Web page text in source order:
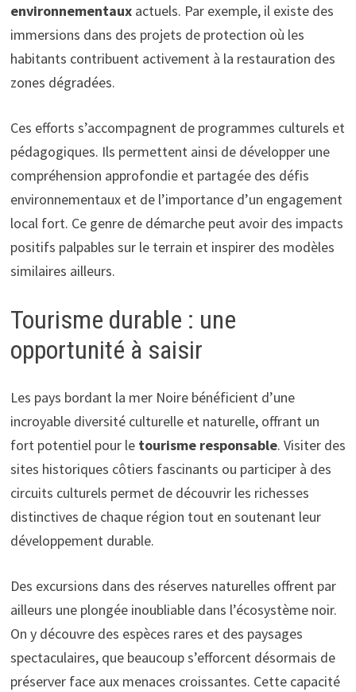
environnementauxactuels. Par exemple, il existe des
immersions dans des projets de protection où les
habitants contribuent activement à la restauration des
zones dégradées.
Ces efforts s’accompagnent de programmes culturels et
pédagogiques. Ils permettent ainsi de développer une
compréhension approfondie et partagée des défis
environnementaux et de l’importance d’un engagement
local fort. Ce genre de démarche peut avoir des impacts
positifs palpables sur le terrain et inspirer des modèles
similaires ailleurs.
Tourisme durable : une
opportunité à saisir
Les pays bordant la mer Noire bénéficient d’une
incroyable diversité culturelle et naturelle, offrant un
fort potentiel pour le tourisme responsable. Visiter des
sites historiques côtiers fascinants ou participer à des
circuits culturels permet de découvrir les richesses
distinctives de chaque région tout en soutenant leur
développement durable.
Des excursions dans des réserves naturelles offrent par
ailleurs une plongée inoubliable dans l’écosystème noir.
On y découvre des espèces rares et des paysages
spectaculaires, que beaucoup s’efforcent désormais de
préserver face aux menaces croissantes. Cette capacité